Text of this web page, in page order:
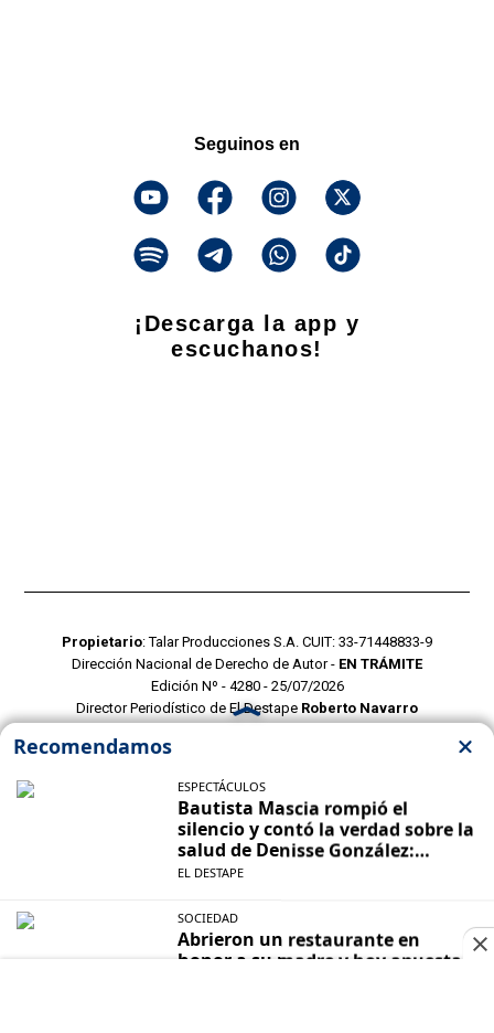
Seguinos en
¡Descarga la app y
escuchanos!
Propietario: Talar Producciones S.A. CUIT: 33-71448833-9
Dirección Nacional de Derecho de Autor - EN TRÁMITE
Edición Nº - 4280 - 25/07/2026
Director Periodístico de El Destape Roberto Navarro
POLITICAS DE PRIVACIDAD
CONTACTO COMERCIAL
CONTACTO EDITORIAL
Mustang Cloud- CMS para portales de noticias